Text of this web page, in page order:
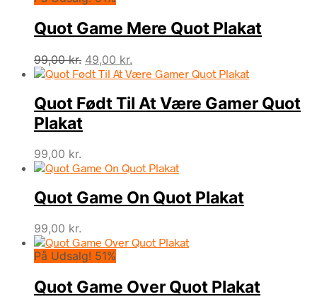
99,00 kr..49,00 kr..
Quot Game Mere Quot Plakat
99,00kr. Den
oprindelige
var:
99,00 kr..
49,00 kr.
aktuelle
er:
49,00 kr..
Quot Født Til At Være Gamer Quot
Plakat
99,00 kr.
Quot Game On Quot Plakat
99,00 kr.
På Udsalg! 51%
Quot Game Over Quot Plakat